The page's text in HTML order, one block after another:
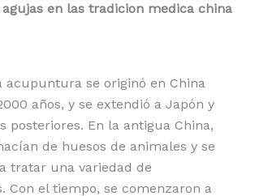
en las tradicion medica china
acupuntura se originó en China
años, y se extendió a Japón y
posteriores. En la antigua China,
de huesos de animales y se
tratar una variedad de
Con el tiempo, se comenzaron a